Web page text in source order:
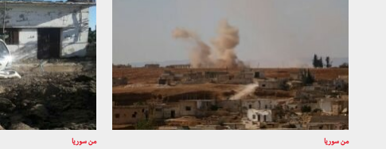
من سوريا من سوريا